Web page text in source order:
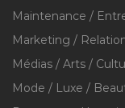
Maintenance /
Marketing /
Médias / Arts /
Mode / Luxe /